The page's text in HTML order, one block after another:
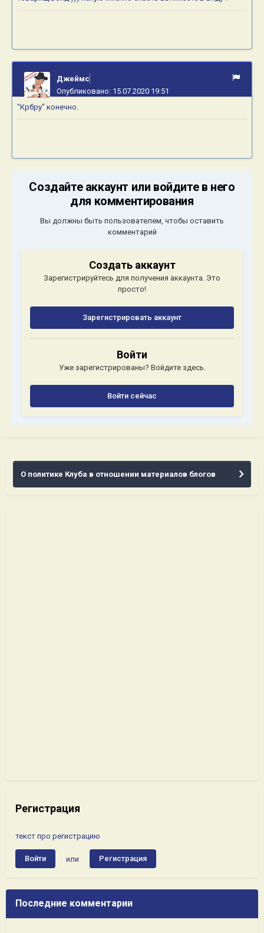
Джеймс
Опубликовано: 15.07.2020 19:51
"Крбру" конечно.
Создайте аккаунт или войдите в него
для комментирования
Вы должны быть пользователем, чтобы оставить
комментарий
Создать аккаунт
Зарегистрируйтесь для получения аккаунта. Это
просто!
Зарегистрировать аккаунт
Войти
Уже зарегистрированы? Войдите здесь.
Войти сейчас
О политике Клуба в отношении материалов блогов
Регистрация
текст про регистрацию
Войти или Регистрация
Последние комментарии